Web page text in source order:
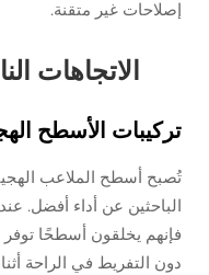
إصلاحات غير متقنة.
الاتجاهات
تركيبات الأسطح
تُصبح أسطح الملاعب
الباحثين عن أداء أفضل.
فإنهم يخلقون أسطحًا
دون التفريط في الراحة